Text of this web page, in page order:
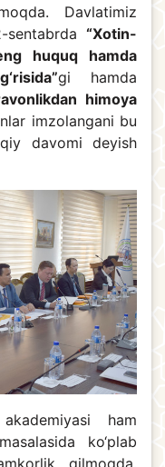
Davlatimiz
“Xotin-
huquq hamda
gi hamda
himoya
imzolangani bu
davomi deyish
ham
ko‘plab
qilmoqda.